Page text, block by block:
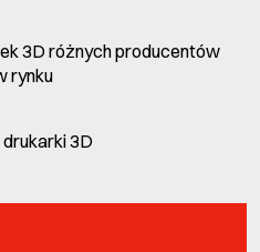
3D różnych producentów
rynku
3D